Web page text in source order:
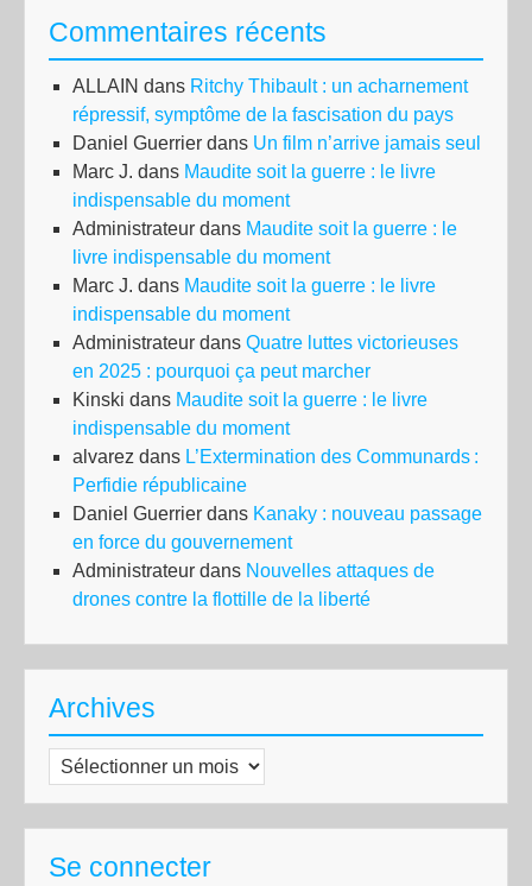
Commentaires récents
ALLAIN dans Ritchy Thibault : un acharnement
répressif, symptôme de la fascisation du pays
Daniel Guerrier dans Un film n’arrive jamais seul
Marc J. dans Maudite soit la guerre : le livre
indispensable du moment
Administrateur dans Maudite soit la guerre : le
livre indispensable du moment
Marc J. dans Maudite soit la guerre : le livre
indispensable du moment
Administrateur dans Quatre luttes victorieuses
en 2025 : pourquoi ça peut marcher
Kinski dans Maudite soit la guerre : le livre
indispensable du moment
alvarez dans L’Extermination des Communards :
Perfidie républicaine
Daniel Guerrier dans Kanaky : nouveau passage
en force du gouvernement
Administrateur dans Nouvelles attaques de
drones contre la flottille de la liberté
Archives
Archives
Se connecter